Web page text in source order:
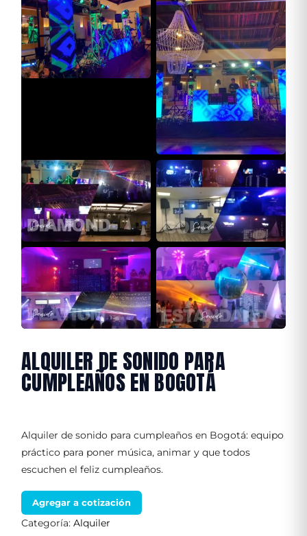
ALQUILER DE SONIDO PARA
CUMPLEAÑOS EN BOGOTÁ
Alquiler de sonido para cumpleaños en Bogotá: equipo
práctico para poner música, animar y que todos
escuchen el feliz cumpleaños.
Agregar a cotización
Categoría: Alquiler